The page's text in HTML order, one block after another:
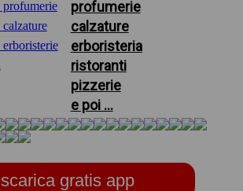
profumerie
calzature
erboristeria
ristoranti
pizzerie
e poi ...
scarica gratis app